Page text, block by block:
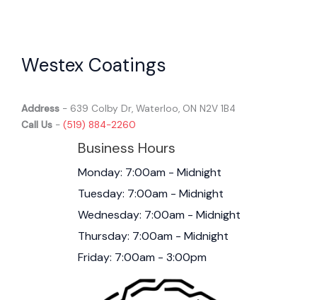
Westex Coatings
Address - 639 Colby Dr, Waterloo, ON N2V 1B4
Call Us - (519) 884-2260
Business Hours
Monday: 7:00am - Midnight
Tuesday: 7:00am - Midnight
Wednesday: 7:00am - Midnight
Thursday: 7:00am - Midnight
Friday: 7:00am - 3:00pm